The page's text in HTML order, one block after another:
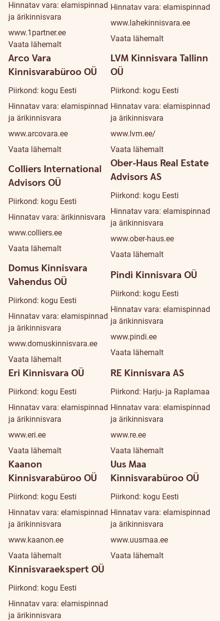
Hinnatav vara: elamispinnad
ja ärikinnisvara
www.1partner.ee
Vaata lähemalt
Hinnatav vara: elamispinnad
www.lahekinnisvara.ee
Vaata lähemalt
Arco Vara
Kinnisvarabüroo OÜ
Piirkond: kogu Eesti
Hinnatav vara: elamispinnad
ja ärikinnisvara
www.arcovara.ee
Vaata lähemalt
LVM Kinnisvara Tallinn
OÜ
Piirkond: kogu Eesti
Hinnatav vara: elamispinnad
ja ärikinnisvara
www.lvm.ee/
Vaata lähemalt
Colliers International
Advisors OÜ
Piirkond: kogu Eesti
Hinnatav vara: ärikinnisvara
www.colliers.ee
Vaata lähemalt
Ober-Haus Real Estate
Advisors AS
Piirkond: kogu Eesti
Hinnatav vara: elamispinnad
ja ärikinnisvara
www.ober-haus.ee
Vaata lähemalt
Domus Kinnisvara
Vahendus OÜ
Piirkond: kogu Eesti
Hinnatav vara: elamispinnad
ja ärikinnisvara
www.domuskinnisvara.ee
Vaata lähemalt
Pindi Kinnisvara OÜ
Piirkond: kogu Eesti
Hinnatav vara: elamispinnad
ja ärikinnisvara
www.pindi.ee
Vaata lähemalt
Eri Kinnisvara OÜ
Piirkond: kogu Eesti
Hinnatav vara: elamispinnad
ja ärikinnisvara
www.eri.ee
Vaata lähemalt
RE Kinnisvara AS
Piirkond: Harju- ja Raplamaa
Hinnatav vara: elamispinnad
ja ärikinnisvara
www.re.ee
Vaata lähemalt
Kaanon
Kinnisvarabüroo OÜ
Piirkond: kogu Eesti
Hinnatav vara: elamispinnad
ja ärikinnisvara
www.kaanon.ee
Vaata lähemalt
Uus Maa
Kinnisvarabüroo OÜ
Piirkond: kogu Eesti
Hinnatav vara: elamispinnad
ja ärikinnisvara
www.uusmaa.ee
Vaata lähemalt
Kinnisvaraekspert OÜ
Piirkond: kogu Eesti
Hinnatav vara: elamispinnad
ja ärikinnisvara